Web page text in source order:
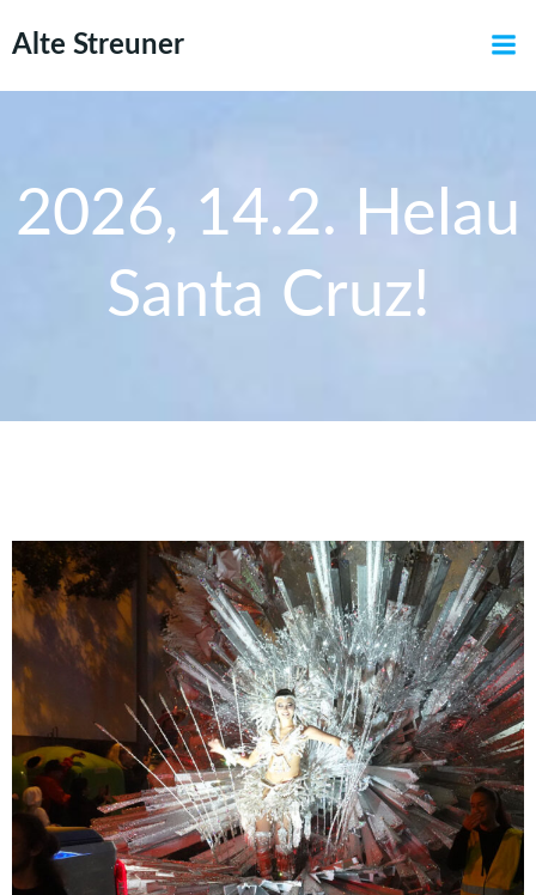
Alte Streuner
2026, 14.2. Helau
Santa Cruz!